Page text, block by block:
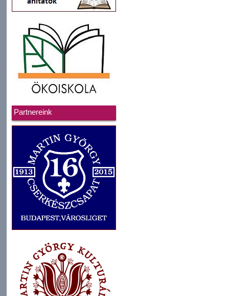
Partnereink